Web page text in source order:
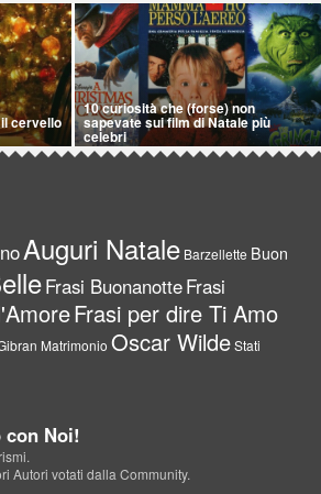
cervello
10 curiosità che (forse) non
sapevate sui film di Natale più
celebri
Auguri Natale Barzellette Buon
Frasi BuonanotteFrasi
Frasi per dire Ti Amo
Matrimonio Oscar WildeStati
Noi!
Autori votati dalla Community.